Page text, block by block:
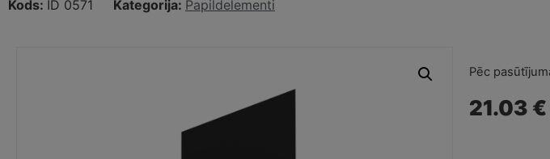
Kods: ID 0571 Kategorija: Papildelementi
Pēc
21.03 €